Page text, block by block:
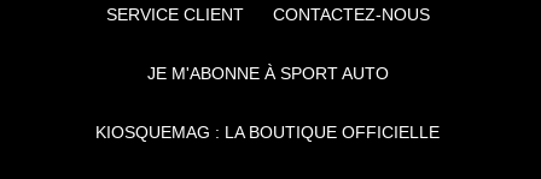
SERVICE CLIENT CONTACTEZ-NOUS
JE M'ABONNE À SPORT AUTO
KIOSQUEMAG : LA BOUTIQUE OFFICIELLE